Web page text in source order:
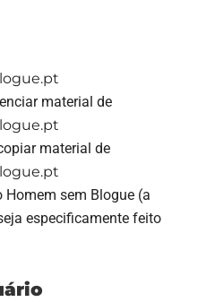
material de
material de
sem Blogue (a
especificamente feito